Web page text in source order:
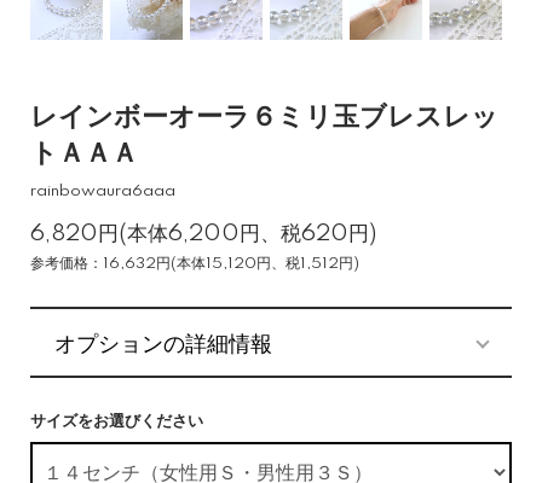
レインボーオーラ６ミリ玉ブレスレッ
トＡＡＡ
rainbowaura6aaa
6,820円(本体6,200円、税620円)
参考価格：16,632円(本体15,120円、税1,512円)
オプションの詳細情報
サイズをお選びください